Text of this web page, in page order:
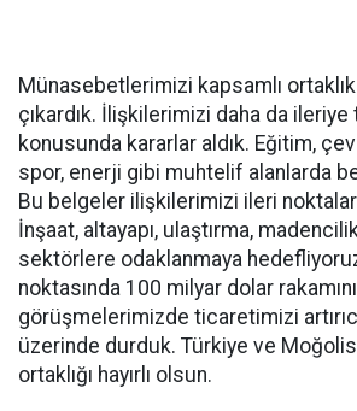
Münasebetlerimizi kapsamlı
çıkardık. İlişkilerimizi daha da ileriye
konusunda kararlar aldık. Eğitim,
spor, enerji gibi muhtelif alanlarda
Bu belgeler ilişkilerimizi ileri
İnşaat, altayapı, ulaştırma,
sektörlere odaklanmaya
noktasında 100 milyar dolar
görüşmelerimizde ticaretimizi
üzerinde durduk. Türkiye ve
ortaklığı hayırlı olsun.